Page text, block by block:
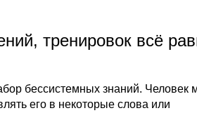
тренировок всё
бессистемных знаний. Человек
его в некоторые слова или